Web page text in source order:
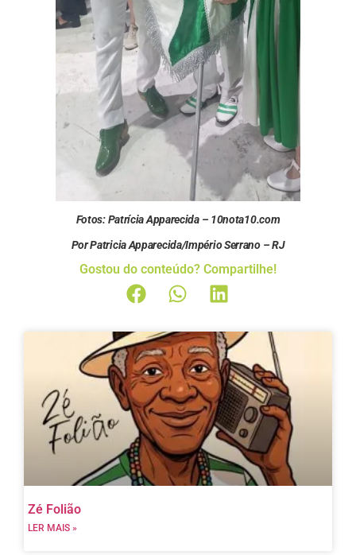
Fotos: Patrícia Apparecida – 10nota10.com
Por Patricia Apparecida/Império Serrano – RJ
Gostou do conteúdo? Compartilhe!
Zé Folião
LER MAIS »